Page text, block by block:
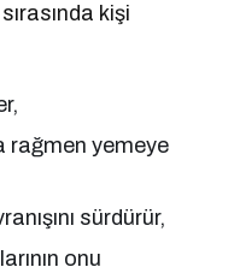
kişi
rağmen yemeye
sürdürür,
onu